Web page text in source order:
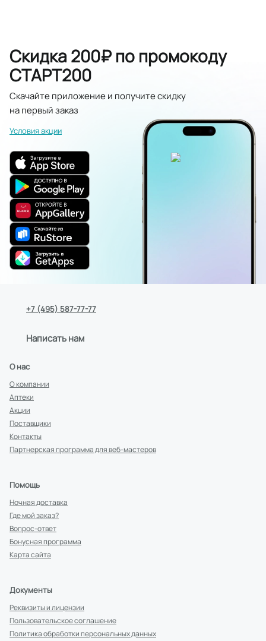
Скидка 200₽ по промокоду
СТАРТ200
Скачайте приложение и получите скидку
на первый заказ
Условия акции
+7 (495) 587-77-77
Написать нам
О нас
О компании
Аптеки
Акции
Поставщики
Контакты
Партнерская программа для веб-мастеров
Помощь
Ночная доставка
Где мой заказ?
Вопрос-ответ
Бонусная программа
Карта сайта
Документы
Реквизиты и лицензии
Пользовательское соглашение
Политика обработки персональных данных